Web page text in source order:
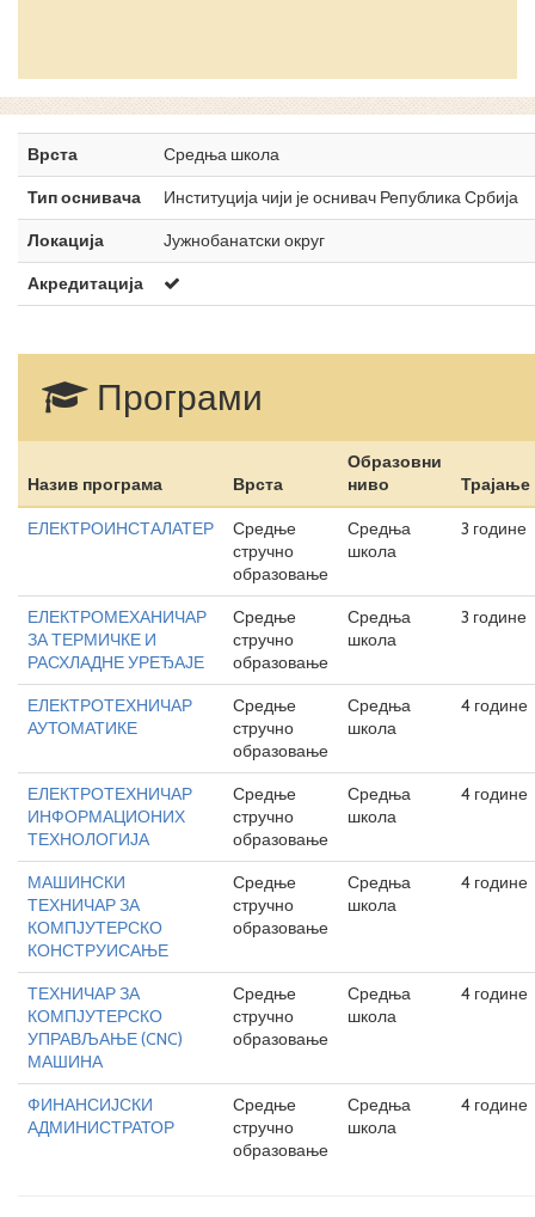
Врста
Средња школа
Тип оснивача
Институција чији је оснивач Република Србија
Локација
Јужнобанатски округ
Акредитација
Програми
Назив програма Врста
Образовни
ниво
Трајање
ЕЛЕКТРОИНСТАЛАТЕР
Средње
стручно
образовање
Средња
школа
3 године
ЕЛЕКТРОМЕХАНИЧАР
ЗА ТЕРМИЧКЕ И
РАСХЛАДНЕ УРЕЂАЈЕ
Средње
стручно
образовање
Средња
школа
3 године
ЕЛЕКТРОТЕХНИЧАР
АУТОМАТИКЕ
Средње
стручно
образовање
Средња
школа
4 године
ЕЛЕКТРОТЕХНИЧАР
ИНФОРМАЦИОНИХ
ТЕХНОЛОГИЈА
Средње
стручно
образовање
Средња
школа
4 године
МАШИНСКИ
ТЕХНИЧАР ЗА
КОМПЈУТЕРСКО
КОНСТРУИСАЊЕ
Средње
стручно
образовање
Средња
школа
4 године
ТЕХНИЧАР ЗА
КОМПЈУТЕРСКО
УПРАВЉАЊЕ (CNC)
МАШИНА
Средње
стручно
образовање
Средња
школа
4 године
ФИНАНСИЈСКИ
АДМИНИСТРАТОР
Средње
стручно
образовање
Средња
школа
4 године